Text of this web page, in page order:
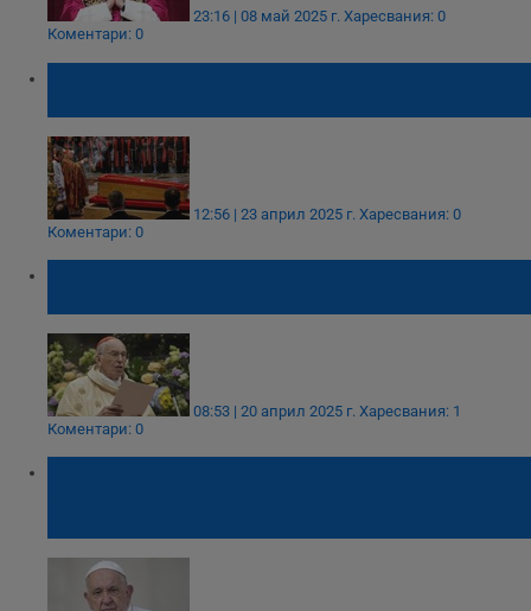
23:16 | 08 май 2025 г. Харесвания: 0
Коментари: 0
12:56 | 23 април 2025 г. Харесвания: 0
Коментари: 0
08:53 | 20 април 2025 г. Харесвания: 1
Коментари: 0